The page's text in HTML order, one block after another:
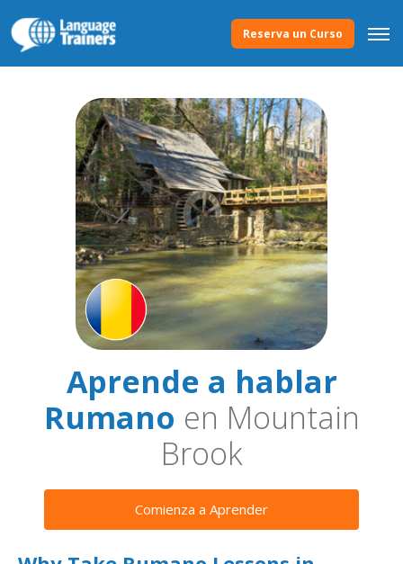
Reserva un Curso
Aprende a hablar
Rumano en Mountain
Brook
Comienza a Aprender